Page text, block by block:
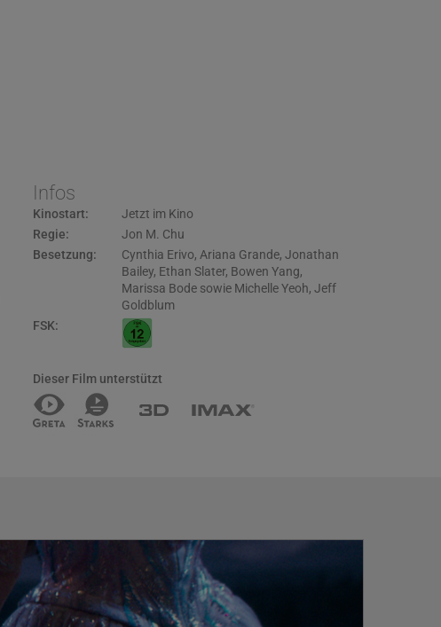
Infos
Kinostart:
Jetzt im Kino
Regie:
Jon M. Chu
Besetzung:
Cynthia Erivo, Ariana Grande, Jonathan
Bailey, Ethan Slater, Bowen Yang,
Marissa Bode sowie Michelle Yeoh, Jeff
Goldblum
FSK:
Dieser Film unterstützt